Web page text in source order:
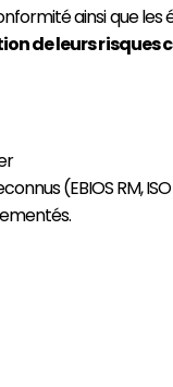
ainsi que les
de leurs risques
(EBIOS RM,